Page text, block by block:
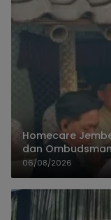
Homecare
dan
Rumah Pasien
06/08/2026